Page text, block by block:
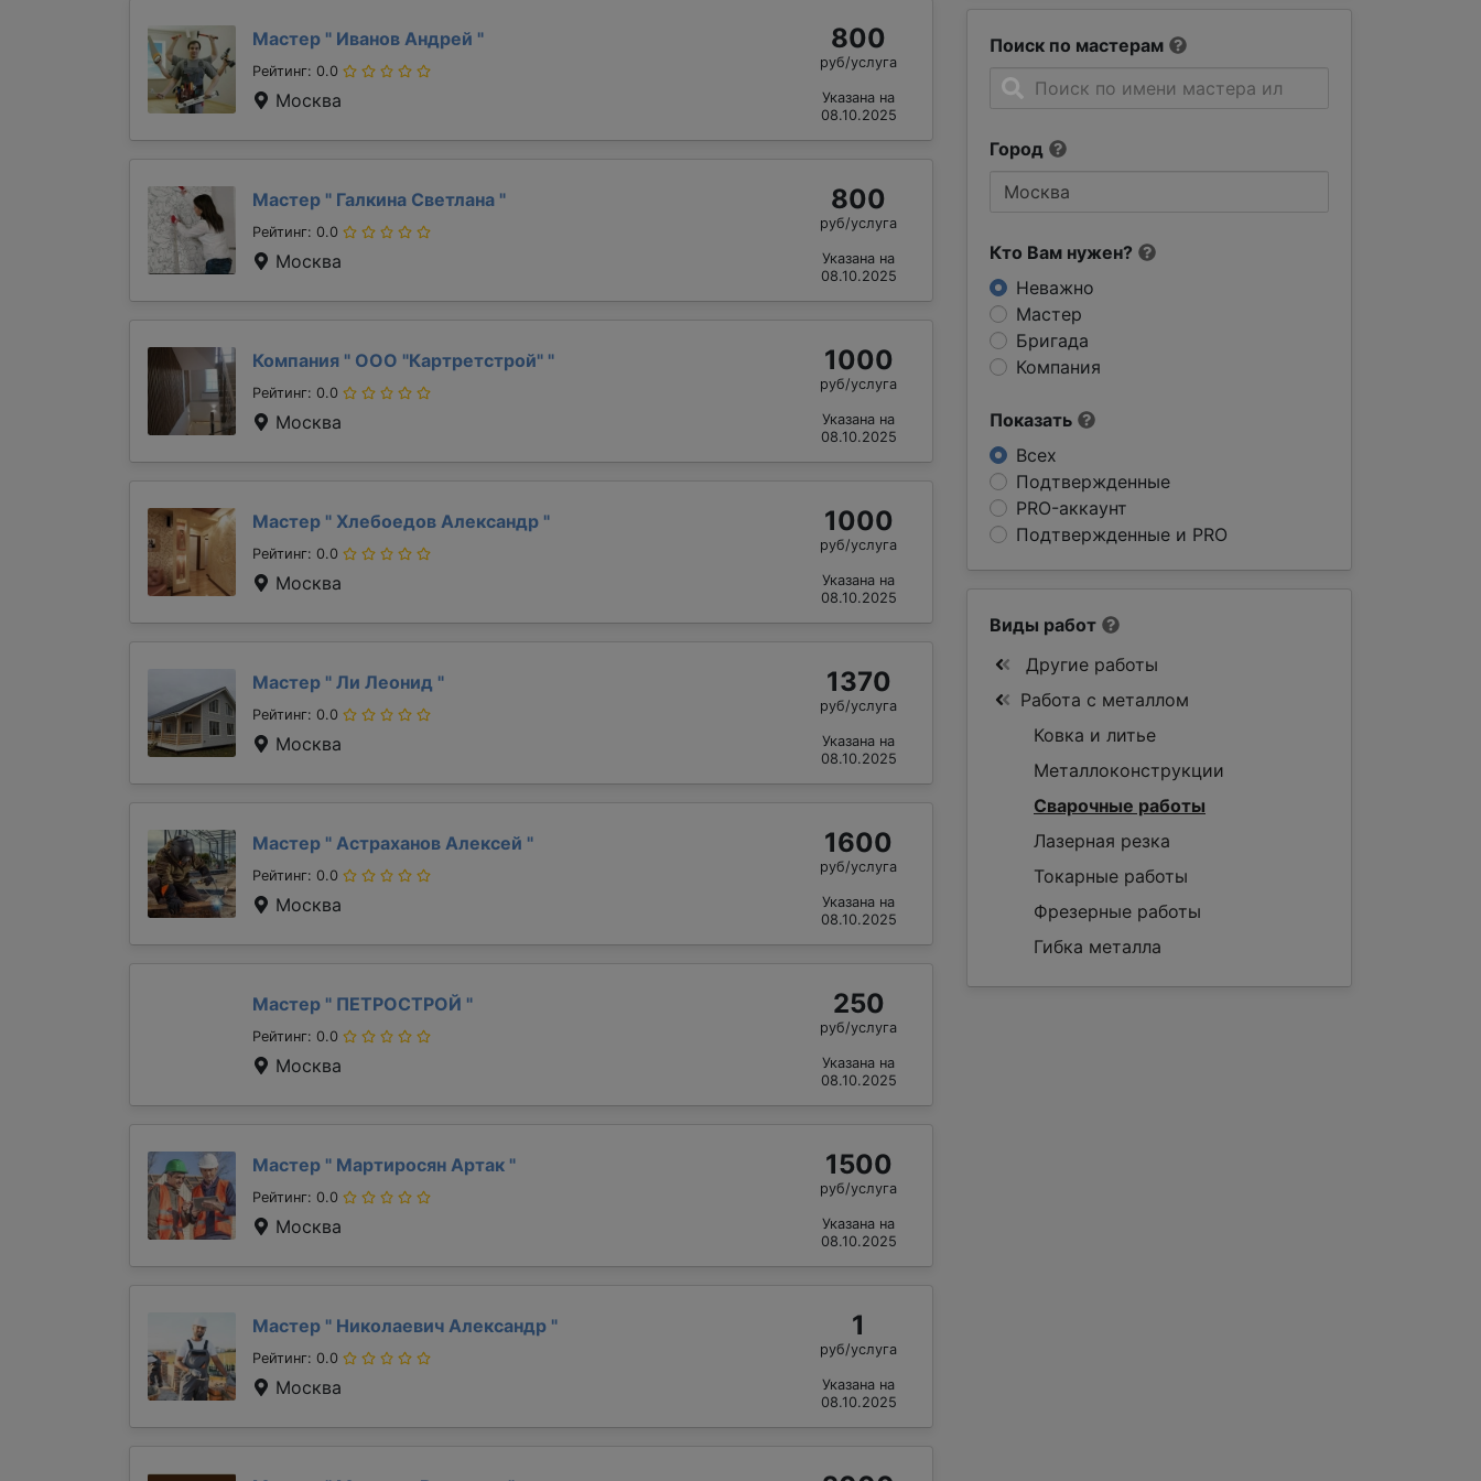
Поиск по мастерам
Город
Кто Вам нужен?
Неважно
Мастер
Бригада
Компания
Показать
Всех
Подтвержденные
PRO-аккаунт
Подтвержденные и PRO
Мастер " Иванов Андрей "
Рейтинг: 0.0
Москва
800
руб/услуга
Указана на
08.10.2025
Мастер " Галкина Светлана "
Рейтинг: 0.0
Москва
800
руб/услуга
Указана на
08.10.2025
Компания " ООО "Картретстрой" "
Рейтинг: 0.0
Москва
1000
руб/услуга
Указана на
08.10.2025
Мастер " Хлебоедов Александр "
Рейтинг: 0.0
Москва
1000
руб/услуга
Указана на
08.10.2025
Мастер " Ли Леонид "
Рейтинг: 0.0
Москва
1370
руб/услуга
Указана на
08.10.2025
Мастер " Астраханов Алексей "
Рейтинг: 0.0
Москва
1600
руб/услуга
Указана на
08.10.2025
Мастер " ПЕТРОСТРОЙ "
Рейтинг: 0.0
Москва
250
руб/услуга
Указана на
08.10.2025
Мастер " Мартиросян Артак "
Рейтинг: 0.0
Москва
1500
руб/услуга
Указана на
08.10.2025
Мастер " Николаевич Александр "
Рейтинг: 0.0
Москва
1
руб/услуга
Указана на
08.10.2025
Виды работ
Другие работы
Работа с металлом
Ковка и литье
Металлоконструкции
Сварочные работы
Лазерная резка
Токарные работы
Фрезерные работы
Гибка металла